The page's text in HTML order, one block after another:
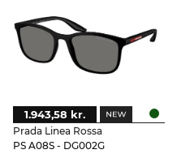
Prada Linea Rossa
PS A08S - DG002G
1.943,58 kr.